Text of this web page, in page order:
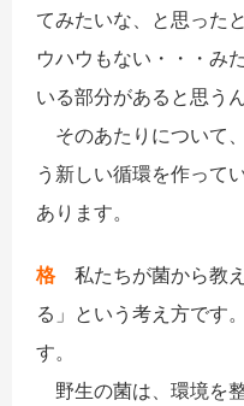
てみたいな、と思った
ウハウもない・・・み
いる部分があると思うん
そのあたりについて
う新しい循環を作って
あります。
格私たちが菌から教
る」という考え方です
す。
野生の菌は、環境を